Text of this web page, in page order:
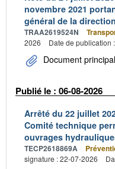
novembre 2021
général de la
TRAA2619524N
2026
Date de publication
Document principal
Publié le : 06-08-2026
Arrêté du 22 juillet
Comité technique
ouvrages
TECP2618869A
signature : 22-07-2026